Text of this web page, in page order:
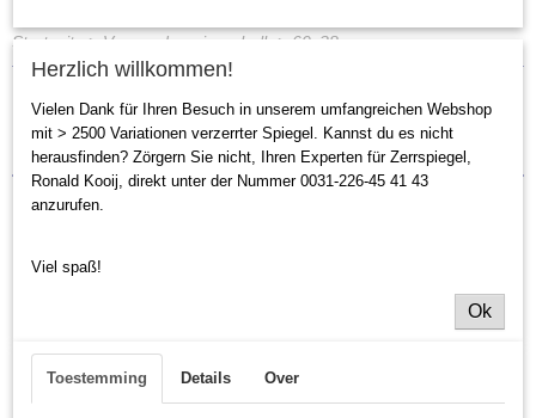
Startseite > Verwendung innerhalb > 60x38cm
Sortieren nach:
Herzlich willkommen!
Vielen Dank für Ihren Besuch in unserem umfangreichen Webshop
mit > 2500 Variationen verzerrter Spiegel. Kannst du es nicht
herausfinden? Zörgern Sie nicht, Ihren Experten für Zerrspiegel,
Ronald Kooij, direkt unter der Nummer 0031-226-45 41 43
anzurufen.
Viel spaß!
Ok
Toestemming Details Over